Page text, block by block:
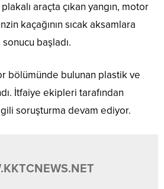
araçta çıkan yangın, motor
kaçağının sıcak aksamlara
başladı.
bölümünde bulunan plastik ve
İtfaiye ekipleri tarafından
soruşturma devam ediyor.